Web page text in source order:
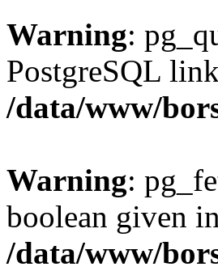
Warning:
PostgreSQL
/data/www/
Warning:
boolean given in
/data/www/